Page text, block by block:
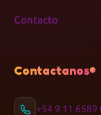
Contacto
Contactanos
+54 9 11 6589